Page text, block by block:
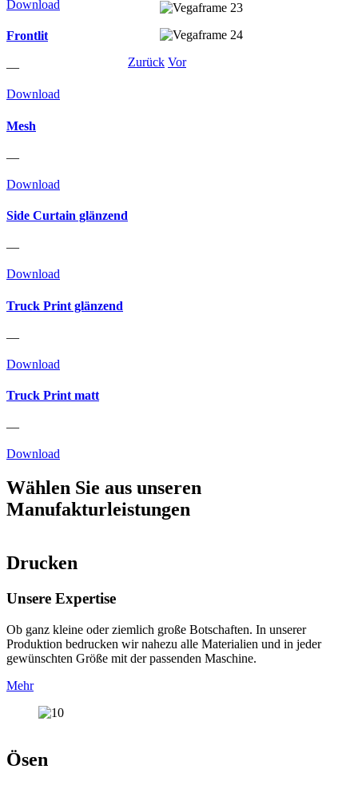
Download
Frontlit
—
Download
Mesh
—
Download
Side Curtain glänzend
—
Download
Truck Print glänzend
—
Download
Truck Print matt
—
Download
Zurück Vor
Wählen Sie aus unseren
Manufakturleistungen
Drucken
Unsere Expertise
Ob ganz kleine oder ziemlich große Botschaften. In unserer
Produktion bedrucken wir nahezu alle Materialien und in jeder
gewünschten Größe mit der passenden Maschine.
Mehr
Ösen